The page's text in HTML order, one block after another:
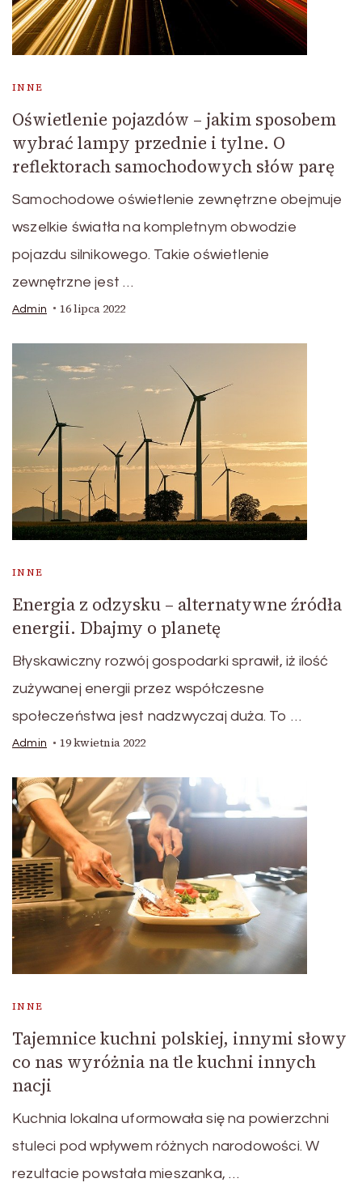
INNE
Oświetlenie pojazdów – jakim sposobem
wybrać lampy przednie i tylne. O
reflektorach samochodowych słów parę
Samochodowe oświetlenie zewnętrzne obejmuje
wszelkie światła na kompletnym obwodzie
pojazdu silnikowego. Takie oświetlenie
zewnętrzne jest …
Admin 16 lipca 2022
INNE
Energia z odzysku – alternatywne źródła
energii. Dbajmy o planetę
Błyskawiczny rozwój gospodarki sprawił, iż ilość
zużywanej energii przez współczesne
społeczeństwa jest nadzwyczaj duża. To …
Admin 19 kwietnia 2022
INNE
Tajemnice kuchni polskiej, innymi słowy
co nas wyróżnia na tle kuchni innych
nacji
Kuchnia lokalna uformowała się na powierzchni
stuleci pod wpływem różnych narodowości. W
rezultacie powstała mieszanka, …